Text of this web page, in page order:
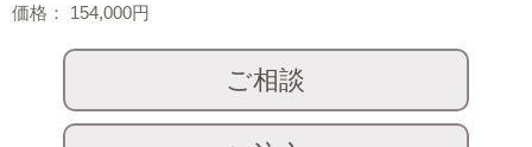
価格： 154,000円